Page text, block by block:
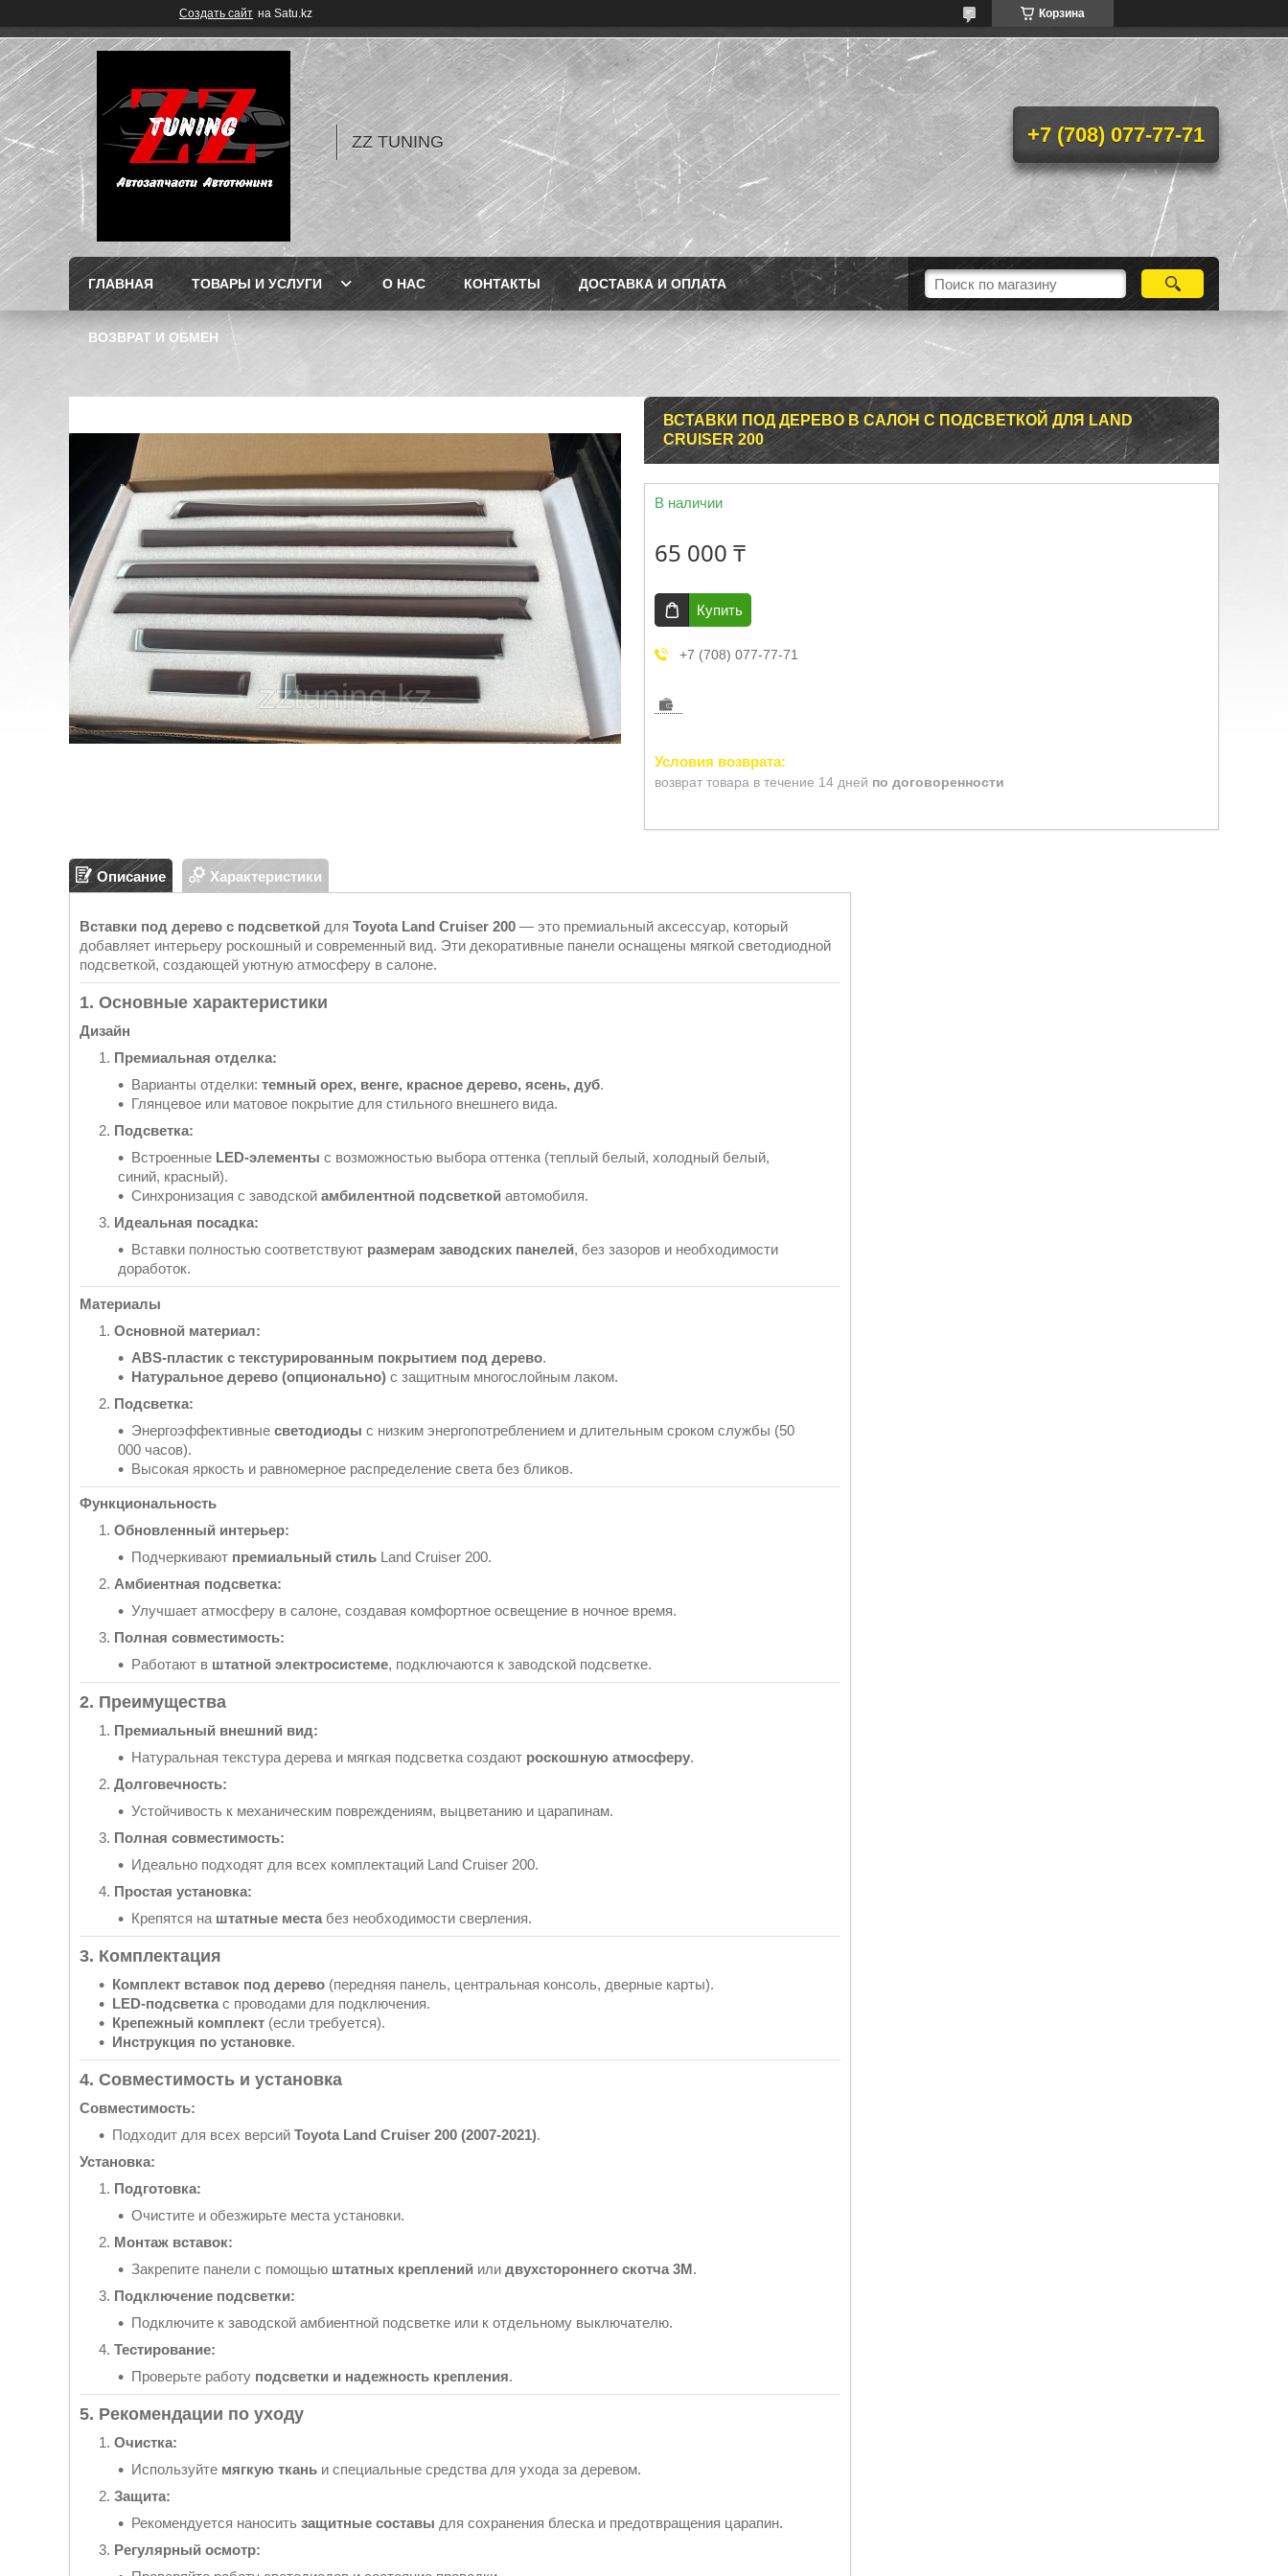
Создать сайт на Satu.kz Корзина
ZZ TUNING +7 (708) 077-77-71
ГЛАВНАЯ ТОВАРЫ И УСЛУГИ О НАС КОНТАКТЫ ДОСТАВКА И ОПЛАТА
ВОЗВРАТ И ОБМЕН
ВСТАВКИ ПОД ДЕРЕВО В САЛОН С ПОДСВЕТКОЙ ДЛЯ LAND
CRUISER 200
В наличии
65 000 ₸
Купить
+7 (708) 077-77-71
возврат товара в течение 14 дней по договоренности
Описание Характеристики
Вставки под дерево с подсветкой для Toyota Land Cruiser 200 — это премиальный аксессуар, который
добавляет интерьеру роскошный и современный вид. Эти декоративные панели оснащены мягкой светодиодной
подсветкой, создающей уютную атмосферу в салоне.
1. Основные характеристики
Дизайн
Премиальная отделка:
Варианты отделки: темный орех, венге, красное дерево, ясень, дуб.
Глянцевое или матовое покрытие для стильного внешнего вида.
Подсветка:
Встроенные LED-элементы с возможностью выбора оттенка (теплый белый, холодный белый,
синий, красный).
Синхронизация с заводской амбилентной подсветкой автомобиля.
Идеальная посадка:
Вставки полностью соответствуют размерам заводских панелей, без зазоров и необходимости
доработок.
Материалы
Основной материал:
ABS-пластик с текстурированным покрытием под дерево.
Натуральное дерево (опционально) с защитным многослойным лаком.
Подсветка:
Энергоэффективные светодиоды с низким энергопотреблением и длительным сроком службы (50
000 часов).
Высокая яркость и равномерное распределение света без бликов.
Функциональность
Обновленный интерьер:
Подчеркивают премиальный стиль Land Cruiser 200.
Амбиентная подсветка:
Улучшает атмосферу в салоне, создавая комфортное освещение в ночное время.
Полная совместимость:
Работают в штатной электросистеме, подключаются к заводской подсветке.
2. Преимущества
Премиальный внешний вид:
Натуральная текстура дерева и мягкая подсветка создают роскошную атмосферу.
Долговечность:
Устойчивость к механическим повреждениям, выцветанию и царапинам.
Полная совместимость:
Идеально подходят для всех комплектаций Land Cruiser 200.
Простая установка:
Крепятся на штатные места без необходимости сверления.
3. Комплектация
Комплект вставок под дерево (передняя панель, центральная консоль, дверные карты).
LED-подсветка с проводами для подключения.
Крепежный комплект (если требуется).
Инструкция по установке.
4. Совместимость и установка
Совместимость:
Подходит для всех версий Toyota Land Cruiser 200 (2007-2021).
Установка:
Подготовка:
Очистите и обезжирьте места установки.
Монтаж вставок:
Закрепите панели с помощью штатных креплений или двухстороннего скотча 3M.
Подключение подсветки:
Подключите к заводской амбиентной подсветке или к отдельному выключателю.
Тестирование:
Проверьте работу подсветки и надежность крепления.
5. Рекомендации по уходу
Очистка:
Используйте мягкую ткань и специальные средства для ухода за деревом.
Защита:
Рекомендуется наносить защитные составы для сохранения блеска и предотвращения царапин.
Регулярный осмотр: